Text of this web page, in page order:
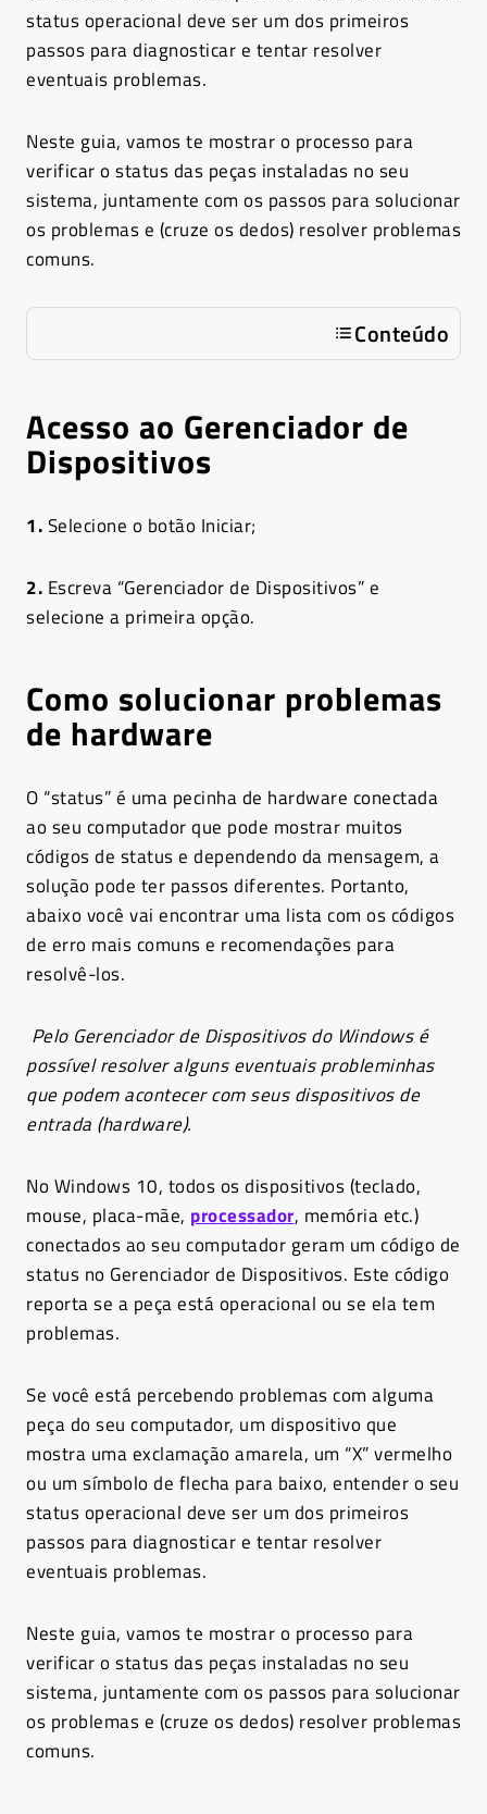
status operacional deve ser um dos primeiros
passos para diagnosticar e tentar resolver
eventuais problemas.
Neste guia, vamos te mostrar o processo para
verificar o status das peças instaladas no seu
sistema, juntamente com os passos para solucionar
os problemas e (cruze os dedos) resolver problemas
comuns.
Conteúdo
Acesso ao Gerenciador de
Dispositivos
1.Selecione o botão Iniciar;
2. Escreva “Gerenciador de Dispositivos” e
selecione a primeira opção.
Como solucionar problemas
de hardware
O “status” é uma pecinha de hardware conectada
ao seu computador que pode mostrar muitos
códigos de status e dependendo da mensagem, a
solução pode ter passos diferentes. Portanto,
abaixo você vai encontrar uma lista com os códigos
de erro mais comuns e recomendações para
resolvê-los.
Pelo Gerenciador de Dispositivos do Windows é
possível resolver alguns eventuais probleminhas
que podem acontecer com seus dispositivos de
entrada (hardware).
No Windows 10, todos os dispositivos (teclado,
mouse, placa-mãe, processador, memória etc.)
conectados ao seu computador geram um código de
status no Gerenciador de Dispositivos. Este código
reporta se a peça está operacional ou se ela tem
problemas.
Se você está percebendo problemas com alguma
peça do seu computador, um dispositivo que
mostra uma exclamação amarela, um “X” vermelho
ou um símbolo de flecha para baixo, entender o seu
status operacional deve ser um dos primeiros
passos para diagnosticar e tentar resolver
eventuais problemas.
Neste guia, vamos te mostrar o processo para
verificar o status das peças instaladas no seu
sistema, juntamente com os passos para solucionar
os problemas e (cruze os dedos) resolver problemas
comuns.